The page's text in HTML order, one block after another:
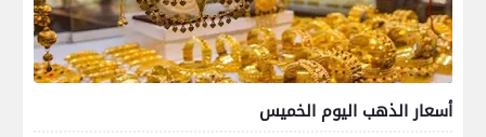
أسعار الذهب اليوم الخميس